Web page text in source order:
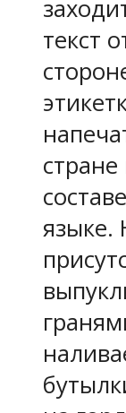
текст
языке.